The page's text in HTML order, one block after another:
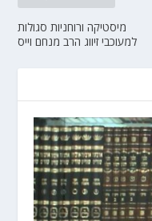
מיסטיקה ורוחניות סגולות
למעוכבי זיווג הרב מנחם וייס